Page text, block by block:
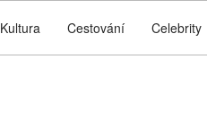
Kultura Cestování Celebrity